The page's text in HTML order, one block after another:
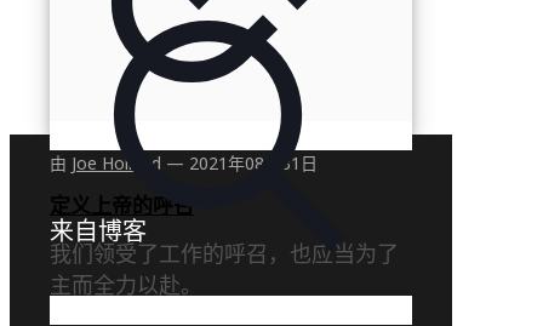
由 Joe Holland — 2021年08月31日
定义上帝的呼召
我们领受了工作的呼召，也应当为了
主而全力以赴。
来自博客